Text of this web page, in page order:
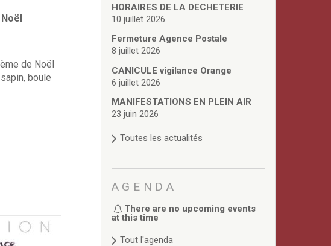
de Noël
boule
HORAIRES DE LA DECHETERIE
10 juillet 2026
Fermeture Agence Postale
8 juillet 2026
CANICULE vigilance Orange
6 juillet 2026
MANIFESTATIONS EN PLEIN AIR
23 juin 2026
Toutes les actualités
AGENDA
There are no upcoming events
at this time
Tout l'agenda